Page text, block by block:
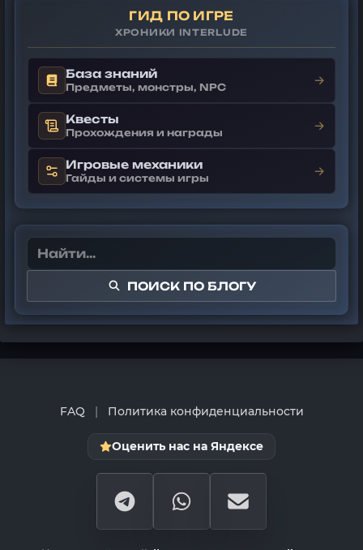
ГИД ПО ИГРЕ
ХРОНИКИ INTERLUDE
База знаний
Предметы, монстры, NPC →
Квесты
Прохождения и награды →
Игровые механики
Гайды и системы игры →
ПОИСК ПО БЛОГУ
FAQ | Политика конфиденциальности
Оценить нас на Яндексе